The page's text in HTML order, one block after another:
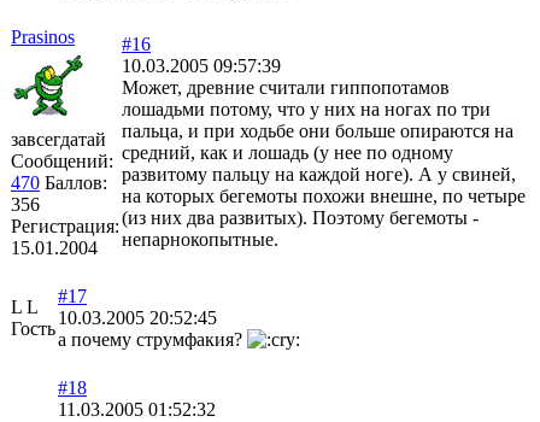
Prasinos
завсегдатай
Сообщений:
470 Баллов:
356
Регистрация:
15.01.2004
#16
10.03.2005 09:57:39
Может, древние считали гиппопотамов
лошадьми потому, что у них на ногах по три
пальца, и при ходьбе они больше опираются на
средний, как и лошадь (у нее по одному
развитому пальцу на каждой ноге). А у свиней,
на которых бегемоты похожи внешне, по четыре
(из них два развитых). Поэтому бегемоты -
непарнокопытные.
L L
Гость
#17
10.03.2005 20:52:45
а почему струмфакия?
#18
11.03.2005 01:52:32